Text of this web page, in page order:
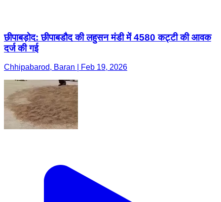
छीपाबड़ोद: छीपाबडौद की लहुसन मंडी में 4580 कट्टी की आवक
दर्ज की गई
Chhipabarod, Baran | Feb 19, 2026